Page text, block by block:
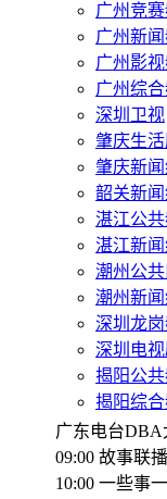
广州竞
广州新
广州影
广州综
深圳卫视
肇庆生
肇庆新
韶关新
湛江公
湛江新
潮州公
潮州新
深圳龙
深圳电
揭阳公
揭阳综
广东电台DBA
09:00 故事联播
10:00 一些事